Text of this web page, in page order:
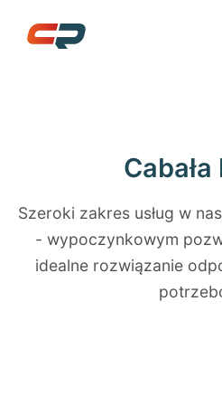
Szeroki zakres usług w
- wypoczynkowym
idealne rozwiązanie